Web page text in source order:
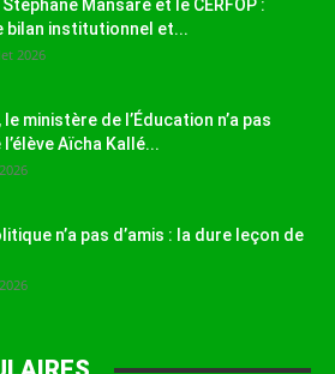
Mansaré et le CERFOP :
bilan institutionnel et...
2026
le ministère de l’Éducation n’a pas
Aïcha Kallé...
n’a pas d’amis : la dure leçon de